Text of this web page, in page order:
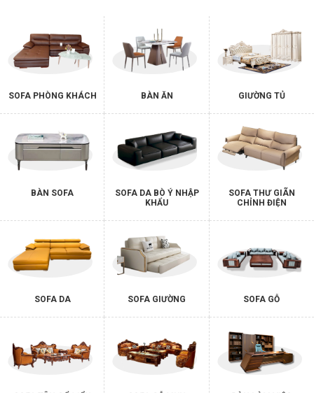
SOFA PHÒNG KHÁCH BÀN ĂN GIƯỜNG TỦ
BÀN SOFA
SOFA DA BÒ Ý NHẬP
KHẨU
SOFA THƯ GIÃN
CHỈNH ĐIỆN
SOFA DA SOFA GIƯỜNG SOFA GỖ